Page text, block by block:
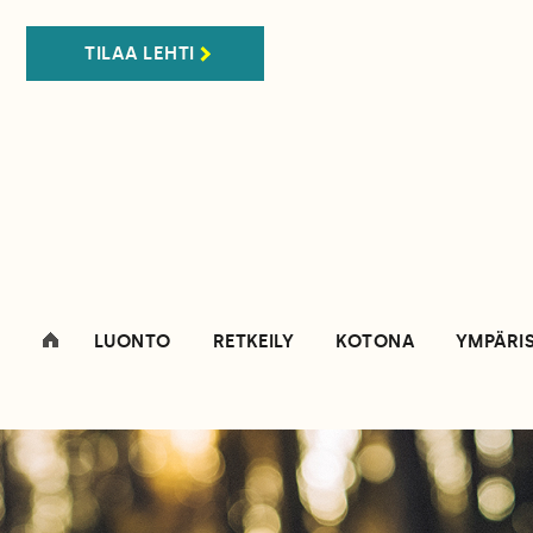
TILAA LEHTI
LUONTO RETKEILY KOTONA